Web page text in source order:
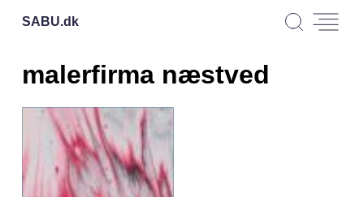
SABU.dk
malerfirma næstved